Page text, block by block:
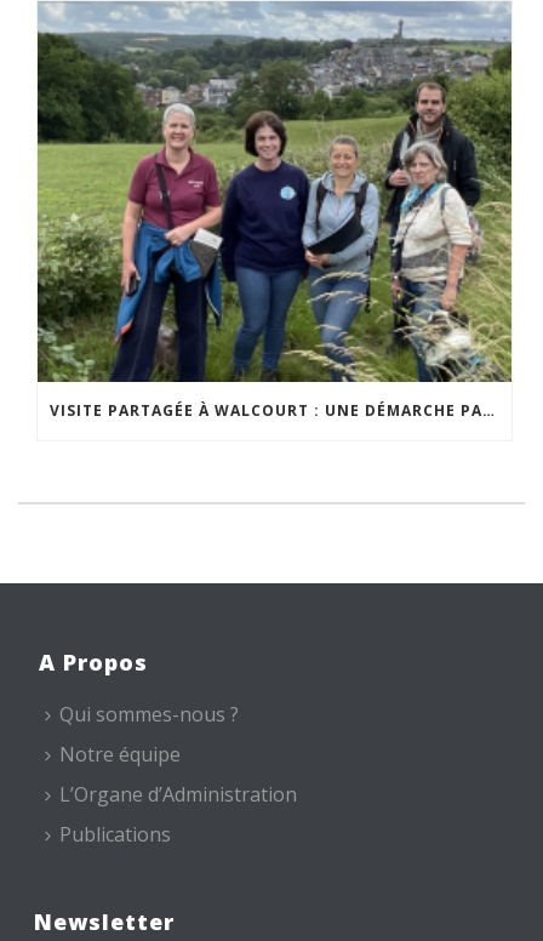
VISITE PARTAGÉE À WALCOURT : UNE DÉMARCHE PARTICIPATIVE ANIMÉE PAR ESPACE ENVIRONNEMENT
A Propos
Qui sommes-nous ?
Notre équipe
L’Organe d’Administration
Publications
Newsletter